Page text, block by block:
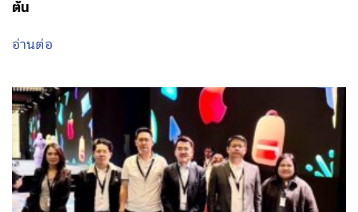
ต้น
อ่านต่อ